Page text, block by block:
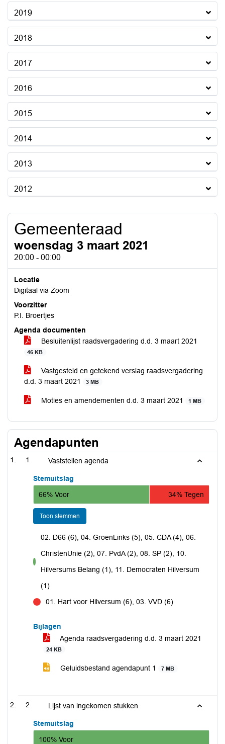
2019
2018
2017
2016
2015
2014
2013
2012
Gemeenteraad
woensdag 3 maart 2021
20:00 - 00:00
Locatie
Digitaal via Zoom
Voorzitter
P.I. Broertjes
Agenda documenten
Besluitenlijst raadsvergadering d.d. 3 maart 2021
46 KB
Vastgesteld en getekend verslag raadsvergadering
d.d. 3 maart 2021
3 MB
Moties en amendementen d.d. 3 maart 2021 1 MB
Agendapunten
1 Vaststellen agenda
Stemuitslag
66% Voor
34% Tegen
Toon stemmen
voor
02. D66 (6), 04. GroenLinks (5), 05. CDA (4), 06.
ChristenUnie (2), 07. PvdA (2), 08. SP (2), 10.
Hilversums Belang (1), 11. Democraten Hilversum
(1)
01. Hart voor Hilversum (6), 03. VVD (6)
Bijlagen
Agenda raadsvergadering d.d. 3 maart 2021
24 KB
Geluidsbestand agendapunt 1 7 MB
2 Lijst van ingekomen stukken
Stemuitslag
100% Voor